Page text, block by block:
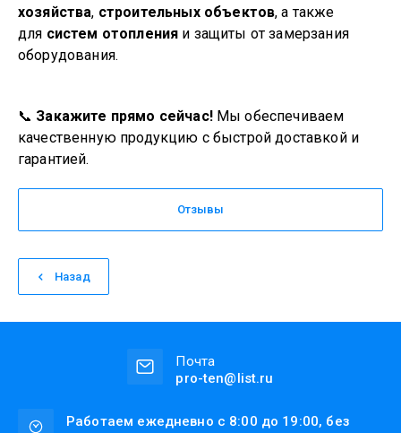
хозяйства, строительных объектов, а также
для систем отопления и защиты от замерзания
оборудования.
📞 Закажите прямо сейчас!Мы обеспечиваем
качественную продукцию с быстрой доставкой и
гарантией.
Отзывы
Назад
Почта
pro-ten@list.ru
Работаем ежедневно с 8:00 до 19:00, без